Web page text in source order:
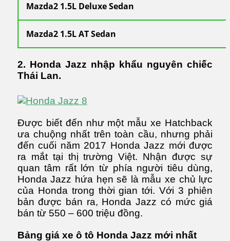
Mazda2 1.5L Deluxe Sedan
Mazda2 1.5L AT Sedan
2. Honda Jazz nhập khẩu nguyên chiếc
Thái Lan.
Được biết đến như một mẫu xe Hatchback
ưa chuộng nhất trên toàn cầu, nhưng phải
đến cuối năm 2017 Honda Jazz mới được
ra mắt tại thị trường Việt. Nhận được sự
quan tâm rất lớn từ phía người tiêu dùng,
Honda Jazz hứa hẹn sẽ là mẫu xe chủ lực
của Honda trong thời gian tới. Với 3 phiên
bản được bán ra, Honda Jazz có mức giá
bán từ 550 – 600 triệu đồng.
Bảng giá xe ô tô Honda Jazz mới nhất